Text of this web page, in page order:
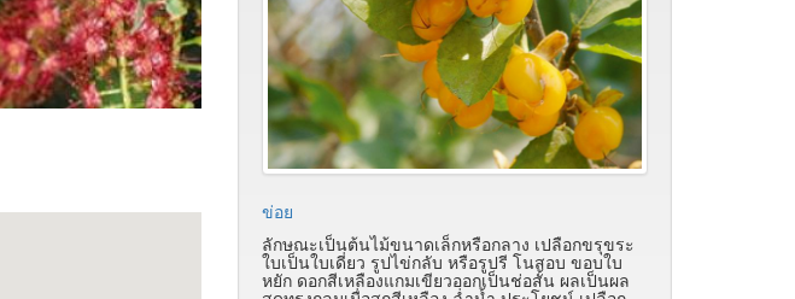
ข่อย
ลักษณะเป็นต้นไม้ขนาดเล็กหรือกลาง เปลือกขรุขระ
ใบเป็นใบเดี่ยว รูปไข่กลับ หรือรูปรี โนสอบ ขอบใบ
หยัก ดอกสีเหลืองแกมเขียวออกเป็นช่อสั้น ผลเป็นผล